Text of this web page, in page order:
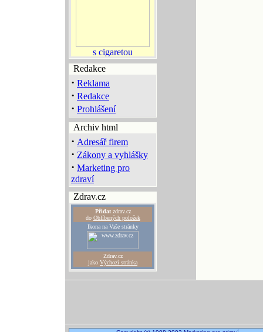
Redakce
· Reklama
· Redakce
· Prohlášení
Archiv html
· Adresář firem
· Zákony a vyhlášky
· Marketing pro
zdraví
Zdrav.cz
Přidatzdrav.cz
do Oblíbených položek
Ikona na Vaše stránky
Zdrav.cz
jako Výchozí stránka